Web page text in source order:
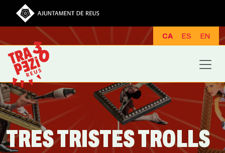
Vés al contingut
CA ES EN
TRES TRISTES TROLLS